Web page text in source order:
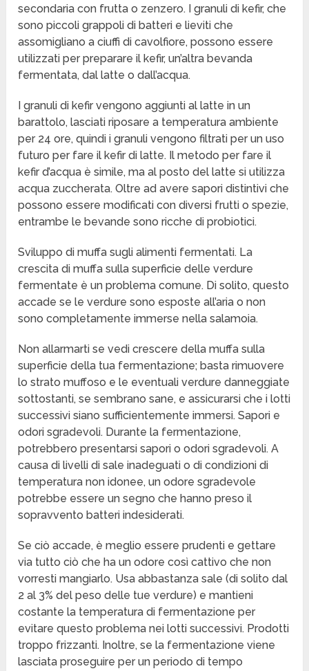
secondaria con frutta o zenzero. I granuli di kefir, che
sono piccoli grappoli di batteri e lieviti che
assomigliano a ciuffi di cavolfiore, possono essere
utilizzati per preparare il kefir, un’altra bevanda
fermentata, dal latte o dall’acqua.
I granuli di kefir vengono aggiunti al latte in un
barattolo, lasciati riposare a temperatura ambiente
per 24 ore, quindi i granuli vengono filtrati per un uso
futuro per fare il kefir di latte. Il metodo per fare il
kefir d’acqua è simile, ma al posto del latte si utilizza
acqua zuccherata. Oltre ad avere sapori distintivi che
possono essere modificati con diversi frutti o spezie,
entrambe le bevande sono ricche di probiotici.
Sviluppo di muffa sugli alimenti fermentati. La
crescita di muffa sulla superficie delle verdure
fermentate è un problema comune. Di solito, questo
accade se le verdure sono esposte all’aria o non
sono completamente immerse nella salamoia.
Non allarmarti se vedi crescere della muffa sulla
superficie della tua fermentazione; basta rimuovere
lo strato muffoso e le eventuali verdure danneggiate
sottostanti, se sembrano sane, e assicurarsi che i lotti
successivi siano sufficientemente immersi. Sapori e
odori sgradevoli. Durante la fermentazione,
potrebbero presentarsi sapori o odori sgradevoli. A
causa di livelli di sale inadeguati o di condizioni di
temperatura non idonee, un odore sgradevole
potrebbe essere un segno che hanno preso il
sopravvento batteri indesiderati.
Se ciò accade, è meglio essere prudenti e gettare
via tutto ciò che ha un odore così cattivo che non
vorresti mangiarlo. Usa abbastanza sale (di solito dal
2 al 3% del peso delle tue verdure) e mantieni
costante la temperatura di fermentazione per
evitare questo problema nei lotti successivi. Prodotti
troppo frizzanti. Inoltre, se la fermentazione viene
lasciata proseguire per un periodo di tempo